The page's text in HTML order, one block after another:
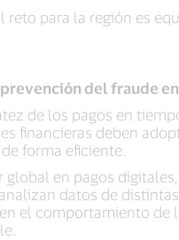
reto para la región es
del fraude en
de los pagos en
financieras deben
forma eficiente.
global en pagos
datos de
el comportamiento de